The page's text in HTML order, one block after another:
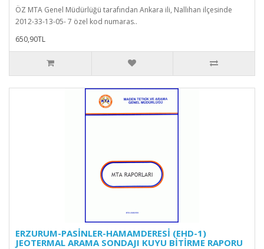
ÖZ MTA Genel Müdürlüğü tarafından Ankara ili, Nallıhan ilçesinde
2012-33-13-05- 7 özel kod numaras..
650,90TL
ERZURUM-PASİNLER-HAMAMDERESİ (EHD-1)
JEOTERMAL ARAMA SONDAJI KUYU BİTİRME RAPORU